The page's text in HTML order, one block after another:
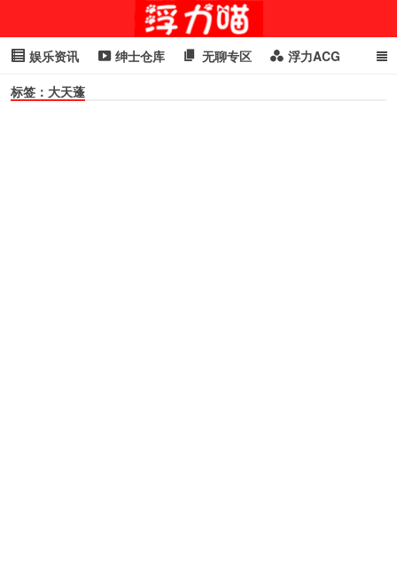
娱乐资讯 绅士仓库 无聊专区 浮力ACG
浮力GIF 明星头条
标签：大天蓬